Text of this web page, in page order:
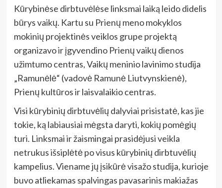
Kūrybinėse dirbtuvėlėse linksmai laiką leido didelis
būrys vaikų. Kartu su Prienų meno mokyklos
mokinių projektinės veiklos grupe projektą
organizavo ir įgyvendino Prienų vaikų dienos
užimtumo centras, Vaikų meninio lavinimo studija
„Ramunėlė“ (vadovė Ramunė Liutvynskienė),
Prienų kultūros ir laisvalaikio centras.
Visi kūrybinių dirbtuvėlių dalyviai prisistatė, kas jie
tokie, ką labiausiai mėgsta daryti, kokių pomėgių
turi. Linksmai ir žaismingai prasidėjusi veikla
netrukus išsiplėtė po visus kūrybinių dirbtuvėlių
kampelius. Viename jų įsikūrė visažo studija, kurioje
buvo atliekamas spalvingas pavasarinis makiažas